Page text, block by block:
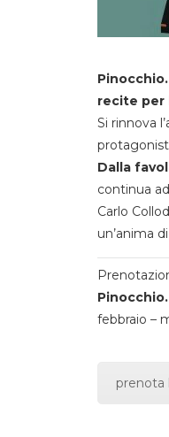
recite per
Si rinnova
Dalla
continua
Carlo
un’anima
febbraio –
prenota